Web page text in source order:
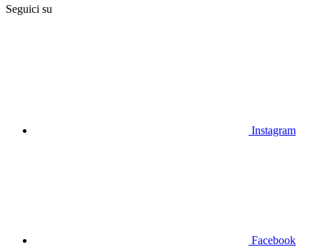
Seguici su
Instagram
Facebook